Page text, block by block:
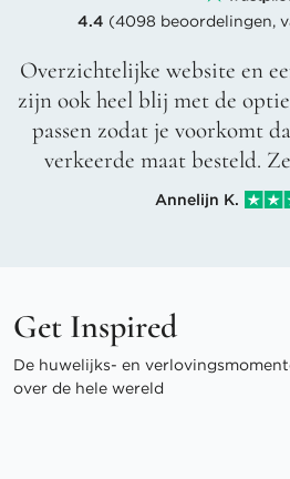
4.4 (4098 beoordelingen,
Overzichtelijke website en
zijn ook heel blij met de
passen zodat je voorkomt
verkeerde maat besteld.
Annelijn K.
Get Inspired
De huwelijks- en
over de hele wereld